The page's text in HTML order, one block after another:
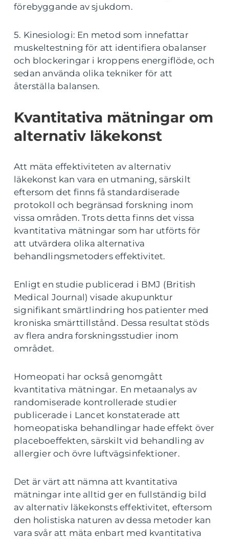
förebyggande av sjukdom.
5. Kinesiologi: En metod som innefattar
muskeltestning för att identifiera obalanser
och blockeringar i kroppens energiflöde, och
sedan använda olika tekniker för att
återställa balansen.
Kvantitativa mätningar om
alternativ läkekonst
Att mäta effektiviteten av alternativ
läkekonst kan vara en utmaning, särskilt
eftersom det finns få standardiserade
protokoll och begränsad forskning inom
vissa områden. Trots detta finns det vissa
kvantitativa mätningar som har utförts för
att utvärdera olika alternativa
behandlingsmetoders effektivitet.
Enligt en studie publicerad i BMJ (British
Medical Journal) visade akupunktur
signifikant smärtlindring hos patienter med
kroniska smärttillstånd. Dessa resultat stöds
av flera andra forskningsstudier inom
området.
Homeopati har också genomgått
kvantitativa mätningar. En metaanalys av
randomiserade kontrollerade studier
publicerade i Lancet konstaterade att
homeopatiska behandlingar hade effekt över
placeboeffekten, särskilt vid behandling av
allergier och övre luftvägsinfektioner.
Det är värt att nämna att kvantitativa
mätningar inte alltid ger en fullständig bild
av alternativ läkekonsts effektivitet, eftersom
den holistiska naturen av dessa metoder kan
vara svår att mäta enbart med kvantitativa